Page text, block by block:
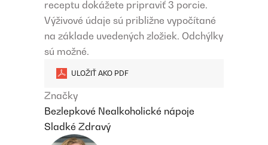
receptu dokážete pripraviť 3 porcie.
Výživové údaje sú približne vypočítané
na základe uvedených zložiek. Odchýlky
sú možné.
ULOŽIŤ AKO PDF
Značky
Bezlepkové Nealkoholické nápoje
Sladké Zdravý